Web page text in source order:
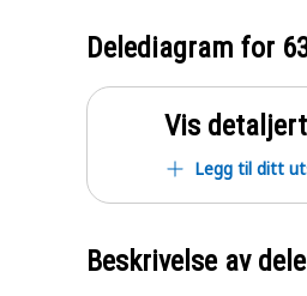
Delediagram for
Vis
Legg til ditt
Beskrivelse av